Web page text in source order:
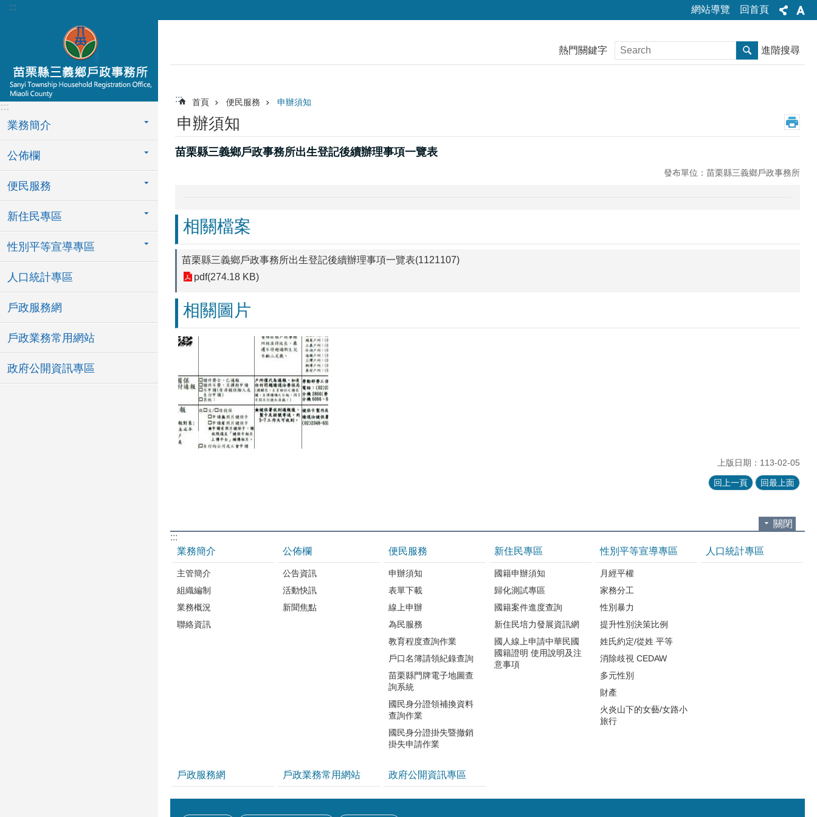
跳到主要內容區塊
::: 網站導覽 回首頁
:::
業務簡介
公佈欄
便民服務
新住民專區
性別平等宣導專區
人口統計專區
戶政服務網
戶政業務常用網站
政府公開資訊專區
熱門關鍵字 進階搜尋
::: 首頁 便民服務 申辦須知
申辦須知
苗栗縣三義鄉戶政事務所出生登記後續辦理事項一覽表
發布單位：苗栗縣三義鄉戶政事務所
相關檔案
苗栗縣三義鄉戶政事務所出生登記後續辦理事項一覽表(1121107)
pdf(274.18 KB)
相關圖片
上版日期：113-02-05
回上一頁 回最上面
關閉
:::
業務簡介
主管簡介
組織編制
業務概況
聯絡資訊
公佈欄
公告資訊
活動快訊
新聞焦點
便民服務
申辦須知
表單下載
線上申辦
為民服務
教育程度查詢作業
戶口名簿請領紀錄查詢
苗栗縣門牌電子地圖查
詢系統
國民身分證領補換資料
查詢作業
國民身分證掛失暨撤銷
掛失申請作業
新住民專區
國籍申辦須知
歸化測試專區
國籍案件進度查詢
新住民培力發展資訊網
國人線上申請中華民國
國籍證明 使用說明及注
意事項
性別平等宣導專區
月經平權
家務分工
性別暴力
提升性別決策比例
姓氏約定/從姓 平等
消除歧視 CEDAW
多元性別
財產
火炎山下的女藝/女路小
旅行
人口統計專區
戶政服務網 戶政業務常用網站 政府公開資訊專區